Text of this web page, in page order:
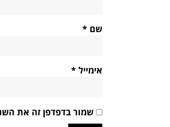
שם *
אימייל *
שמור בדפדפן זה את